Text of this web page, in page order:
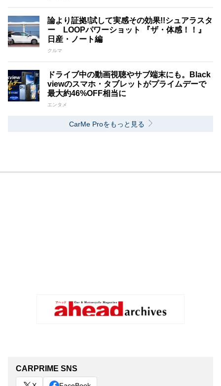
論より証拠!試して実感その効果!!シュアラスタ
ー LOOPパワーショット 『ザ・体感！！』
日産・ノート編
クルマ
ドライブ中の動画視聴やサブ端末にも。Black
viewのスマホ・タブレットがプライムデーで
最大約46%OFF相当に
エンタメ
CarMe Proをもっと見る
CARPRIME SNS